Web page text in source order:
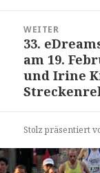
WEITER
Nächster
Beitrag:
33.
am 19.
und Irine
Stolz präsentiert